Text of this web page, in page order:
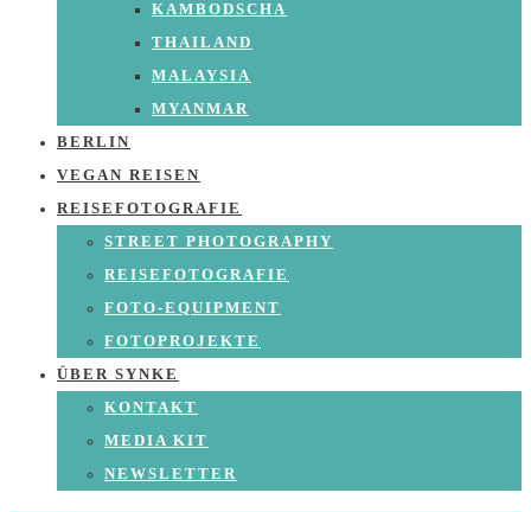
KAMBODSCHA
THAILAND
MALAYSIA
MYANMAR
BERLIN
VEGAN REISEN
REISEFOTOGRAFIE
STREET PHOTOGRAPHY
REISEFOTOGRAFIE
FOTO-EQUIPMENT
FOTOPROJEKTE
ÜBER SYNKE
KONTAKT
MEDIA KIT
NEWSLETTER